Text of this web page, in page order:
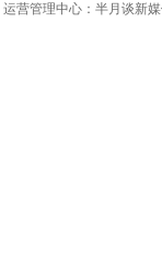
运营管理中心：半月谈新